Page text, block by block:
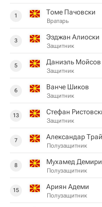
1 Томе Пачовски
Вратарь
3 Эзджан Алиоски
Защитник
5 Даниэль Мойсов
Защитник
6 Ванче Шиков
Защитник
13 Стефан
Защитник
7 Александар
Полузащитник
8 Мухамед Демири
Полузащитник
15 Ариян Адеми
Полузащитник